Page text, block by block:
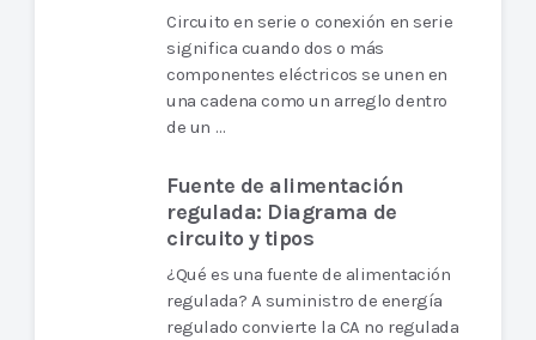
Circuito en serie o conexión en serie
significa cuando dos o más
componentes eléctricos se unen en
una cadena como un arreglo dentro
de un …
Fuente de alimentación
regulada: Diagrama de
circuito y tipos
¿Qué es una fuente de alimentación
regulada? A suministro de energía
regulado convierte la CA no regulada